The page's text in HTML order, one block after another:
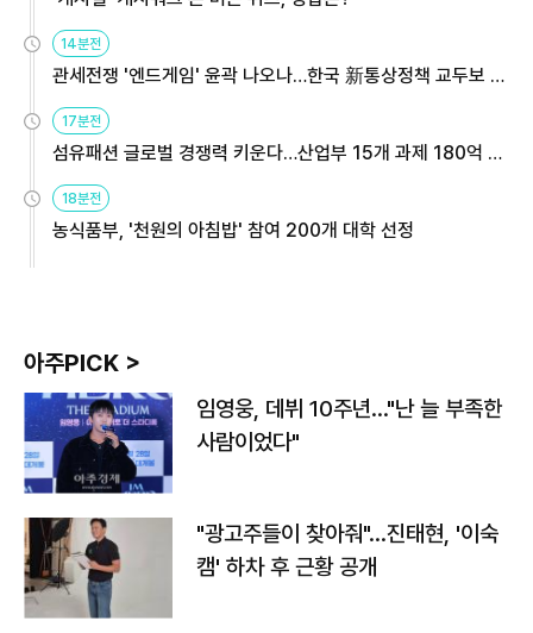
14분전
관세전쟁 '엔드게임' 윤곽 나오나…한국 新통상정책 교두보 활
용해야
17분전
섬유패션 글로벌 경쟁력 키운다…산업부 15개 과제 180억 지
원
18분전
농식품부, '천원의 아침밥' 참여 200개 대학 선정
아주PICK >
임영웅, 데뷔 10주년…"난 늘 부족한
사람이었다"
"광고주들이 찾아줘"…진태현, '이숙
캠' 하차 후 근황 공개